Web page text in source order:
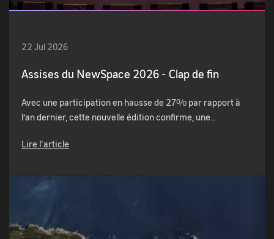
22 Jul 2026
Assises du NewSpace 2026 - Clap de fin
Avec une participation en hausse de 27% par rapport à
l’an dernier, cette nouvelle édition confirme, une…
Lire l'article